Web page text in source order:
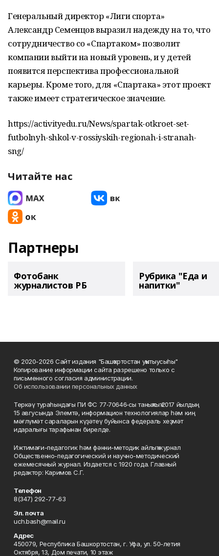
Генеральный директор «Лиги спорта»
Александр Семенцов выразил надежду на то, что
сотрудничество со «Спартаком» позволит
компании выйти на новый уровень, и у детей
появится перспектива профессиональной
карьеры. Кроме того, для «Спартака» этот проект
также имеет стратегическое значение.
https://activityedu.ru/News/spartak-otkroet-set-
futbolnyh-shkol-v-rossiyskih-regionah-i-stranah-
sng/
Читайте нас
Партнеры
Фотобанк
журналистов РБ
Рубрика "Еда и
напитки"
© 2020-2026 Сайт издания "Башҡортостан уҡытыусыһы"
Копирование информации сайта разрешено только с
письменного согласия администрации.
Об использовании персональных данных
Теркәү тураһындағы ПИ ФС 77‑70646‑сы таныҡлыҡ 2017 йылдың
15 авгусында Элемтә, информацион технологиялар һәм киң
мәғлүмәт сараларын күҙәтеү буйынса федераль хеҙмәт
идаралығы тарафынан бирелде.
Ижтимағи-педагогик һәм фәнни-методик айлыҡ журнал
Общественно-педагогический и научно-методический
ежемесячный журнал. Издается с 1920 года. Главный
редактор: Каримов С.Г.
Телефон
8(347) 292-77-63
Эл. почта
uch.bash@mail.ru
Адрес
450079, Республика Башкортостан, г. Уфа, ул. 50-летия
Октября, 13, Дом печати, 10 этаж